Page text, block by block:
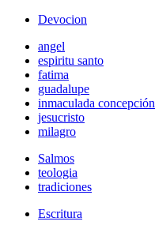
Devocion
angel
espiritu santo
fatima
guadalupe
inmaculada concepción
jesucristo
milagro
Salmos
teologia
tradiciones
Escritura